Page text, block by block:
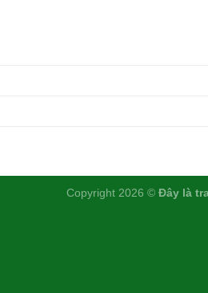
Copyright 2026 © Đây là